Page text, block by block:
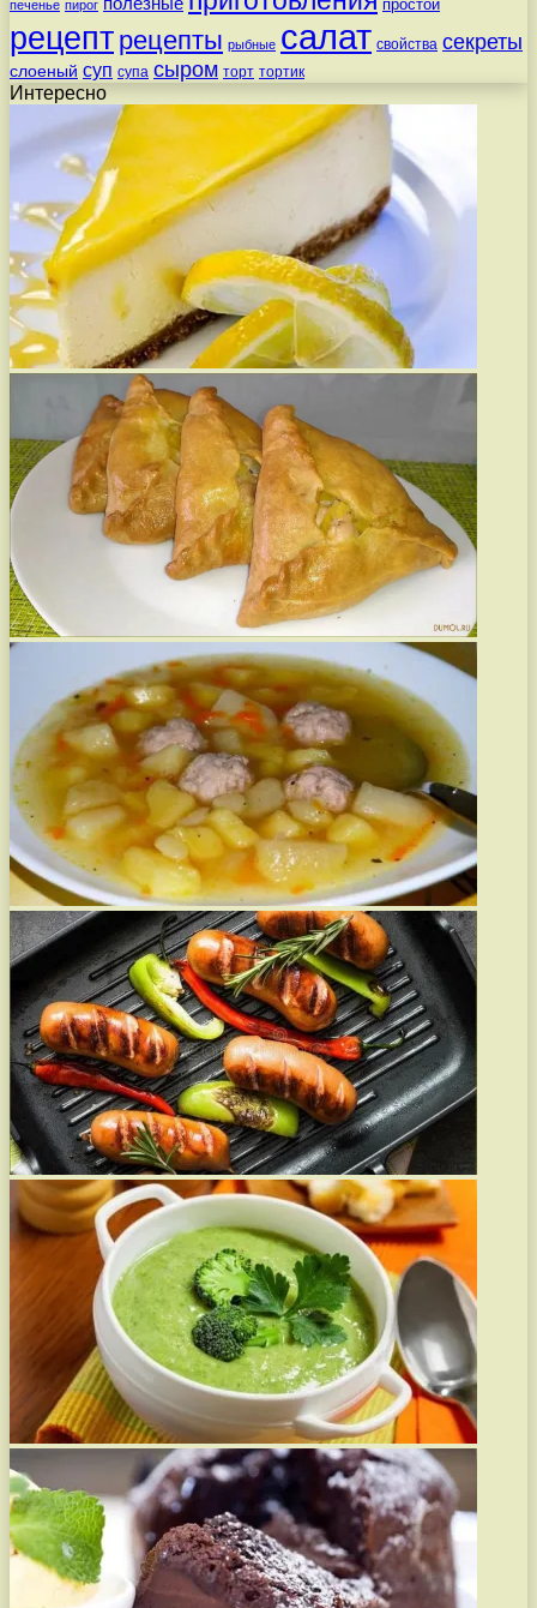
печенье пирог простой
рецепт рецепты рыбные салат свойства секреты
слоеный суп супа сыром торт тортик
Интересно